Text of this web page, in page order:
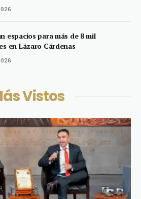
espacios para más de 8 mil
en Lázaro Cárdenas
Vistos